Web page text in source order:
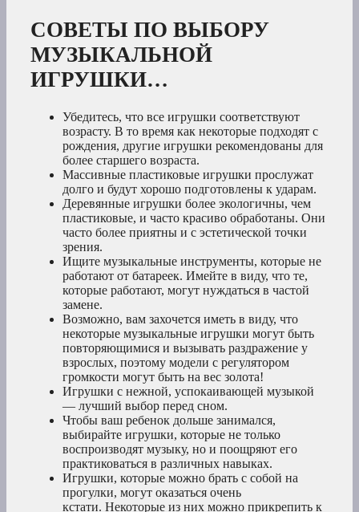
СОВЕТЫ ПО ВЫБОРУ
МУЗЫКАЛЬНОЙ
ИГРУШКИ…
Убедитесь, что все игрушки соответствуют
возрасту. В то время как некоторые подходят с
рождения, другие игрушки рекомендованы для
более старшего возраста.
Массивные пластиковые игрушки прослужат
долго и будут хорошо подготовлены к ударам.
Деревянные игрушки более экологичны, чем
пластиковые, и часто красиво обработаны. Они
часто более приятны и с эстетической точки
зрения.
Ищите музыкальные инструменты, которые не
работают от батареек. Имейте в виду, что те,
которые работают, могут нуждаться в частой
замене.
Возможно, вам захочется иметь в виду, что
некоторые музыкальные игрушки могут быть
повторяющимися и вызывать раздражение у
взрослых, поэтому модели с регулятором
громкости могут быть на вес золота!
Игрушки с нежной, успокаивающей музыкой
— лучший выбор перед сном.
Чтобы ваш ребенок дольше занимался,
выбирайте игрушки, которые не только
воспроизводят музыку, но и поощряют его
практиковаться в различных навыках.
Игрушки, которые можно брать с собой на
прогулки, могут оказаться очень
кстати. Некоторые из них можно прикрепить к